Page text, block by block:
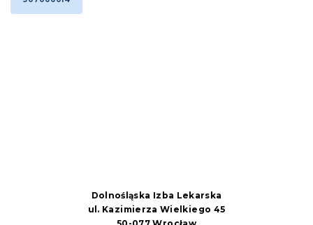
Dolnośląska Izba Lekarska
ul. Kazimierza Wielkiego 45